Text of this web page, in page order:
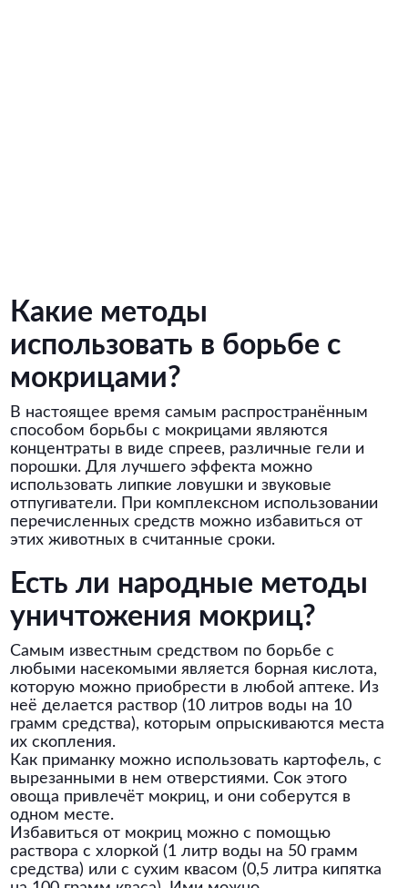
Какие методы
использовать в борьбе с
мокрицами?
В настоящее время самым распространённым
способом борьбы с мокрицами являются
концентраты в виде спреев, различные гели и
порошки. Для лучшего эффекта можно
использовать липкие ловушки и звуковые
отпугиватели. При комплексном использовании
перечисленных средств можно избавиться от
этих животных в считанные сроки.
Есть ли народные методы
уничтожения мокриц?
Самым известным средством по борьбе с
любыми насекомыми является борная кислота,
которую можно приобрести в любой аптеке. Из
неё делается раствор (10 литров воды на 10
грамм средства), которым опрыскиваются места
их скопления.
Как приманку можно использовать картофель, с
вырезанными в нем отверстиями. Сок этого
овоща привлечёт мокриц, и они соберутся в
одном месте.
Избавиться от мокриц можно с помощью
раствора с хлоркой (1 литр воды на 50 грамм
средства) или с сухим квасом (0,5 литра кипятка